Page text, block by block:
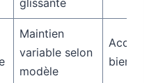
Maintien
variable selon
modèle
bien